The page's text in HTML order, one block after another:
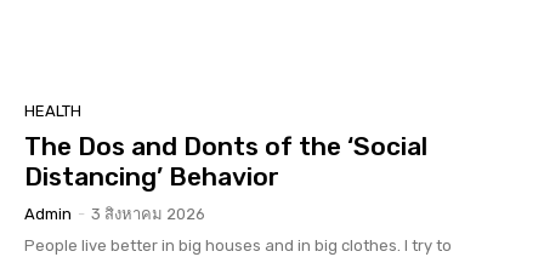
HEALTH
The Dos and Donts of the ‘Social
Distancing’ Behavior
Admin - 3 สิงหาคม 2026
People live better in big houses and in big clothes. I try to